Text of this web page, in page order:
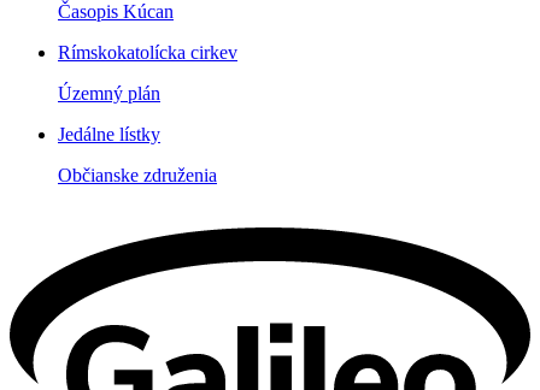
Časopis Kúcan
Rímskokatolícka cirkev
Územný plán
Jedálne lístky
Občianske združenia